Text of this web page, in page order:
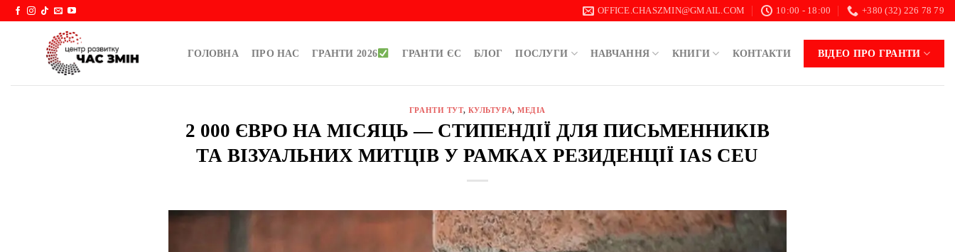
Skip
OFFICE.CHASZMIN@GMAIL.COM 10:00 - 18:00 +380 (32) 226 78 79
ГОЛОВНА ПРО НАС ГРАНТИ 2026 ГРАНТИ ЄС БЛОГ ПОСЛУГИ НАВЧАННЯ КНИГИ КОНТАКТИ ВІДЕО ПРО ГРАНТИ
ГРАНТИ ТУТ, КУЛЬТУРА,МЕДІА
2 000 ЄВРО НА МІСЯЦЬ — СТИПЕНДІЇ ДЛЯ ПИСЬМЕННИКІВ
ТА ВІЗУАЛЬНИХ МИТЦІВ У РАМКАХ РЕЗИДЕНЦІЇ IAS CEU